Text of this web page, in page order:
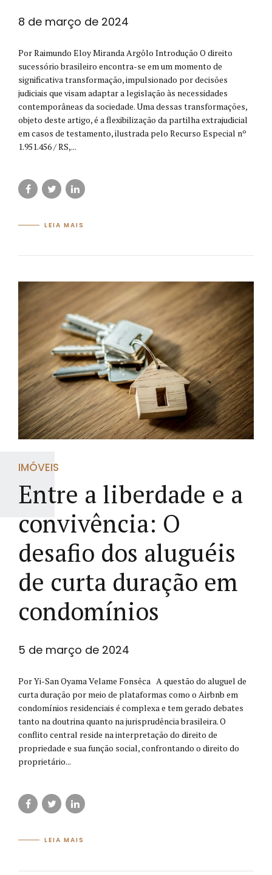
8 de março de 2024
Por Raimundo Eloy Miranda Argôlo Introdução O direito
sucessório brasileiro encontra-se em um momento de
significativa transformação, impulsionado por decisões
judiciais que visam adaptar a legislação às necessidades
contemporâneas da sociedade. Uma dessas transformações,
objeto deste artigo, é a flexibilização da partilha extrajudicial
em casos de testamento, ilustrada pelo Recurso Especial nº
1.951.456 / RS,...
LEIA MAIS
IMÓVEIS
Entre a liberdade e a
convivência: O
desafio dos aluguéis
de curta duração em
condomínios
5 de março de 2024
Por Yi-San Oyama Velame Fonsêca A questão do aluguel de
curta duração por meio de plataformas como o Airbnb em
condomínios residenciais é complexa e tem gerado debates
tanto na doutrina quanto na jurisprudência brasileira. O
conflito central reside na interpretação do direito de
propriedade e sua função social, confrontando o direito do
proprietário...
LEIA MAIS